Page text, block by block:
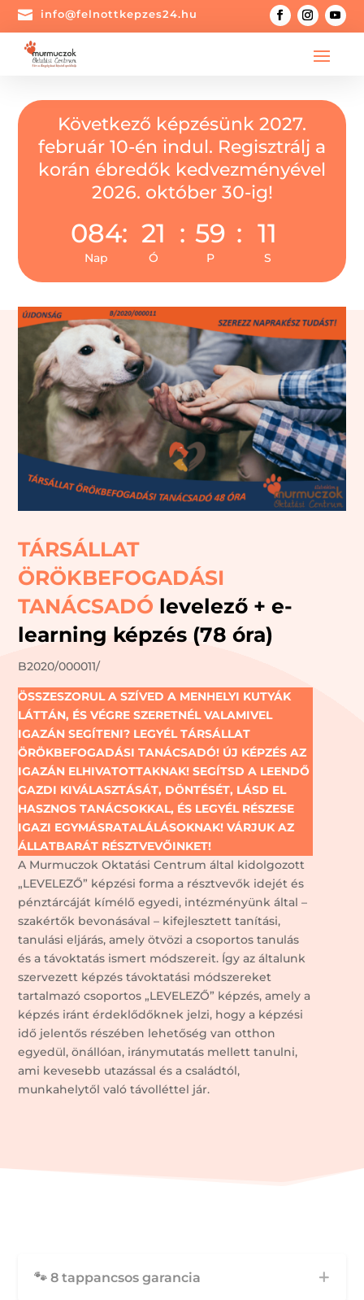
 info@felnottkepzes24.hu
TÁRSÁLLAT
ÖRÖKBEFOGADÁSI
TANÁCSADÓ levelező + e-
learning képzés (78 óra)
B2020/000011/
ÖSSZESZORUL A SZÍVED A MENHELYI KUTYÁK
LÁTTÁN, ÉS VÉGRE SZERETNÉL VALAMIVEL
IGAZÁN SEGÍTENI? LEGYÉL TÁRSÁLLAT
ÖRÖKBEFOGADÁSI TANÁCSADÓ! ÚJ KÉPZÉS AZ
IGAZÁN ELHIVATOTTAKNAK! SEGÍTSD A LEENDŐ
GAZDI KIVÁLASZTÁSÁT, DÖNTÉSÉT, LÁSD EL
HASZNOS TANÁCSOKKAL, ÉS LEGYÉL RÉSZESE
IGAZI EGYMÁSRATALÁLÁSOKNAK! VÁRJUK AZ
ÁLLATBARÁT RÉSZTVEVŐINKET!
A Murmuczok Oktatási Centrum által kidolgozott
„LEVELEZŐ” képzési forma a résztvevők idejét és
pénztárcáját kímélő egyedi, intézményünk által –
szakértők bevonásával – kifejlesztett tanítási,
tanulási eljárás, amely ötvözi a csoportos tanulás
és a távoktatás ismert módszereit. Így az általunk
szervezett képzés távoktatási módszereket
tartalmazó csoportos „LEVELEZŐ” képzés, amely a
képzés iránt érdeklődőknek jelzi, hogy a képzési
idő jelentős részében lehetőség van otthon
egyedül, önállóan, iránymutatás mellett tanulni,
ami kevesebb utazással és a családtól,
munkahelytől való távolléttel jár.
Következő képzésünk 2027.
február 10-én indul. Regisztrálj a
korán ébredők kedvezményével
2026. október 30-ig!
084
Nap
: 21
Ó
: 59
P
: 10
S
🐾 8 tappancsos garancia